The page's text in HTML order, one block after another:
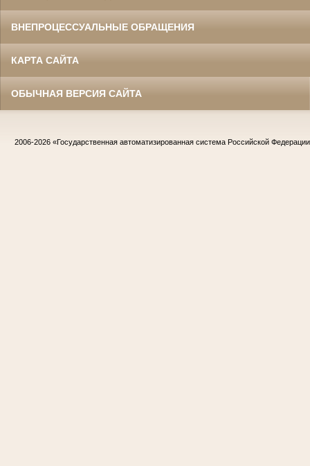
ВНЕПРОЦЕССУАЛЬНЫЕ ОБРАЩЕНИЯ
КАРТА САЙТА
ОБЫЧНАЯ ВЕРСИЯ САЙТА
2006-2026 «Государственная автоматизированная система Российской